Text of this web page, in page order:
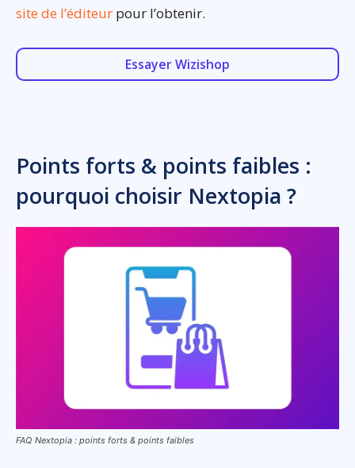
site de l’éditeur pour l’obtenir.
Essayer Wizishop
Points forts & points faibles :
pourquoi choisir Nextopia ?
FAQ Nextopia : points forts & points faibles